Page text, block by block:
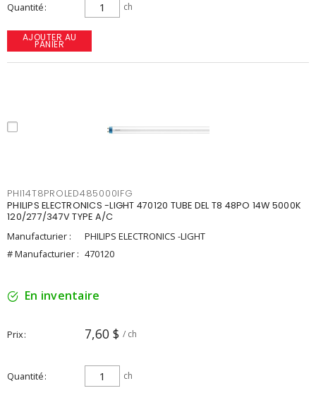
Quantité ch
AJOUTER AU
PANIER
PHI14T8PROLED485000IFG
PHILIPS ELECTRONICS -LIGHT 470120 TUBE DEL T8 48PO 14W 5000K
120/277/347V TYPE A/C
Manufacturier :
PHILIPS ELECTRONICS -LIGHT
# Manufacturier : 470120
En inventaire
Prix 7,60 $ / ch
Quantité ch